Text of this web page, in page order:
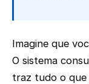
Imagine que
O sistema
traz tudo o que